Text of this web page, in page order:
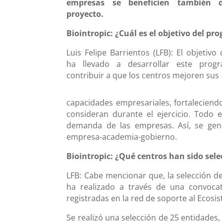
empresas se beneficien también
proyecto.
Biointropic: ¿Cuál es el objetivo del
Luis Felipe Barrientos (LFB): El objetivo
ha llevado a desarrollar este
contribuir a que los centros mejoren sus
capacidades empresariales,
consideran durante el ejercicio. Todo
demanda de las empresas. Así, se
empresa-academia-gobierno.
Biointropic: ¿Qué centros han sido
LFB: Cabe mencionar que, la selección
ha realizado a través de una
registradas en la red de soporte al
Se realizó una selección de 25